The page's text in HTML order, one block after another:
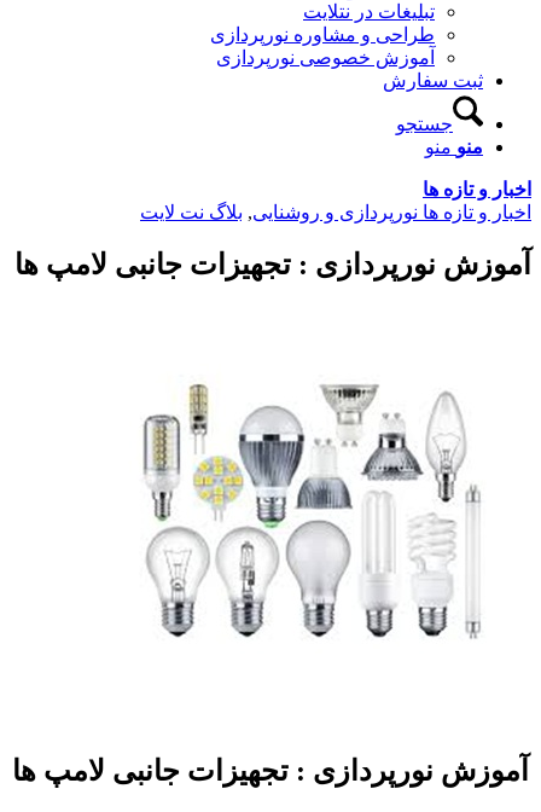
تبلیغات در نتلایت
طراحی و مشاوره نورپردازی
آموزش خصوصی نورپردازی
سفارش
جستجو
منو
ها
تازه ها نورپردازی و روشنایی,بلاگ نت لایت
نورپردازی : تجهیزات جانبی لامپ ها
نورپردازی : تجهیزات جانبی لامپ ها